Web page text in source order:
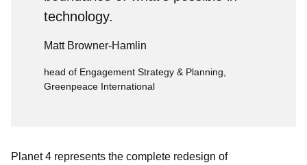
technology.
Matt Browner-Hamlin
head of Engagement Strategy & Planning,
Greenpeace International
Planet 4 represents the complete redesign of